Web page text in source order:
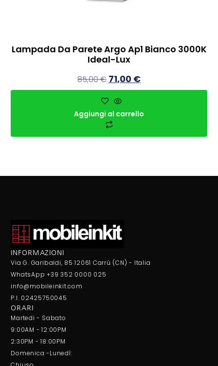
Lampada Da Parete Argo Ap1 Bianco 3000K
Ideal-Lux
85,00€ 71,00 €
Aggiungi al carrello
INFORMAZIONI
Via G. Garibaldi, 85 12061 Carrù (CN) - Italia
WhatsApp +39 352 0000 025
info@mobileinkit.com
P.I. 02425750045
ORARI
Martedi - Sabato
9:00AM - 12:00PM
2:30PM - 18:00PM
Domenica -Lunedì: